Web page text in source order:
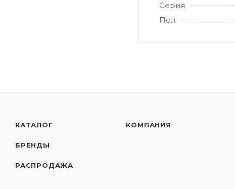
Серия
Пол
КАТАЛОГ
БРЕНДЫ
РАСПРОДАЖА
КОМПАНИЯ